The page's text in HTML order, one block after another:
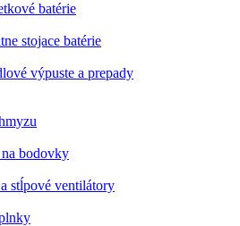
batérie
stojace batérie
výpuste a prepady
bodovky
stĺpové ventilátory